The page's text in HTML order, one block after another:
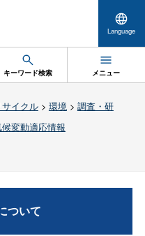
Language
キーワード検索 メニュー
イクル> 環境> 調査・研
変動適応情報
ついて